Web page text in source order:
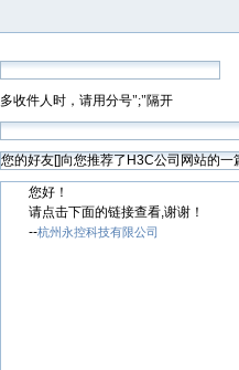
多收件人时，请用分号";"隔开
您好！
请点击下面的链接查看,谢谢！
--杭州永控科技有限公司